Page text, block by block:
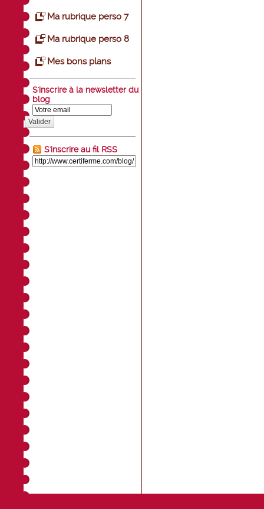
Ma rubrique perso 7
Ma rubrique perso 8
Mes bons plans
S'inscrire à la newsletter du
blog
Valider
S'inscrire au fil RSS